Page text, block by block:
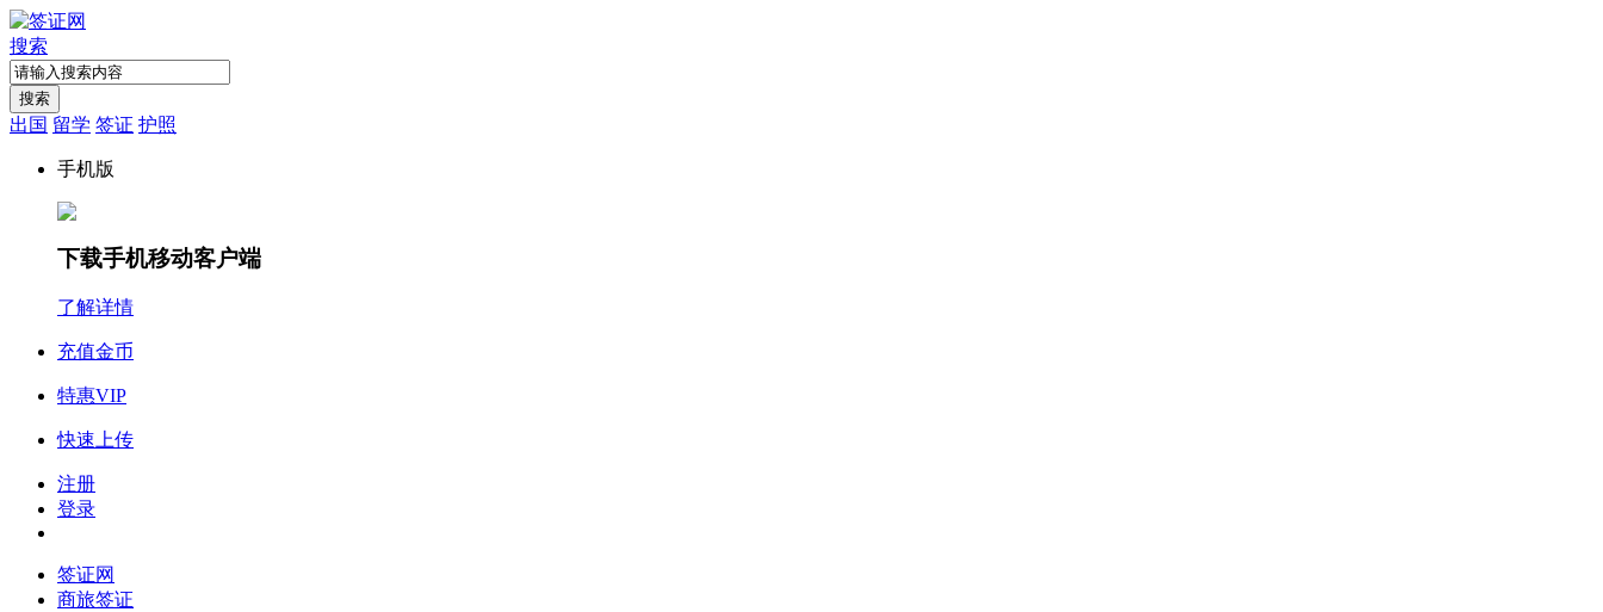
搜索
搜索
出国 留学 签证 护照
手机版
下载手机移动客户端
了解详情
充值金币
特惠VIP
快速上传
注册
登录
签证网
商旅签证